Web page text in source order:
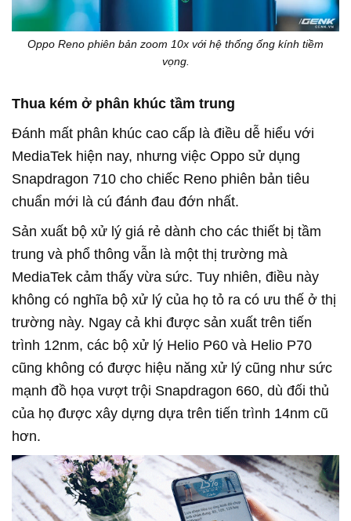
Oppo Reno phiên bản zoom 10x với hệ thống ống kính tiềm
vọng.
Thua kém ở phân khúc tầm trung
Đánh mất phân khúc cao cấp là điều dễ hiểu với
MediaTek hiện nay, nhưng việc Oppo sử dụng
Snapdragon 710 cho chiếc Reno phiên bản tiêu
chuẩn mới là cú đánh đau đớn nhất.
Sản xuất bộ xử lý giá rẻ dành cho các thiết bị tầm
trung và phổ thông vẫn là một thị trường mà
MediaTek cảm thấy vừa sức. Tuy nhiên, điều này
không có nghĩa bộ xử lý của họ tỏ ra có ưu thế ở thị
trường này. Ngay cả khi được sản xuất trên tiến
trình 12nm, các bộ xử lý Helio P60 và Helio P70
cũng không có được hiệu năng xử lý cũng như sức
mạnh đồ họa vượt trội Snapdragon 660, dù đối thủ
của họ được xây dựng dựa trên tiến trình 14nm cũ
hơn.